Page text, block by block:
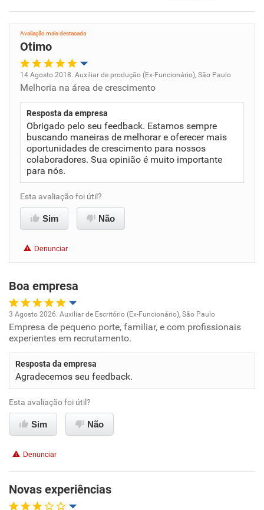
Avaliação mais destacada
Otimo
Oportunidade de promoção
Ambiente de trabalho
Conciliação com a vida familiar
Benefícios
Recomenda esta empresa
Recomenda a diretoria
14 Agosto 2018. Auxiliar de produção (Ex-Funcionário), São Paulo
Melhoria na área de crescimento
Resposta da empresa
Obrigado pelo seu feedback. Estamos sempre
buscando maneiras de melhorar e oferecer mais
oportunidades de crescimento para nossos
colaboradores. Sua opinião é muito importante
para nós.
Esta avaliação foi útil?
Sim Não
Denunciar
Boa empresa
Oportunidade de promoção
Conciliação com a vida familiar
Benefícios
3 Agosto 2026. Auxiliar de Escritório (Ex-Funcionário), São Paulo
Empresa de pequeno porte, familiar, e com profissionais
experientes em recrutamento.
Resposta da empresa
Agradecemos seu feedback.
Esta avaliação foi útil?
Sim Não
Denunciar
Novas experiências